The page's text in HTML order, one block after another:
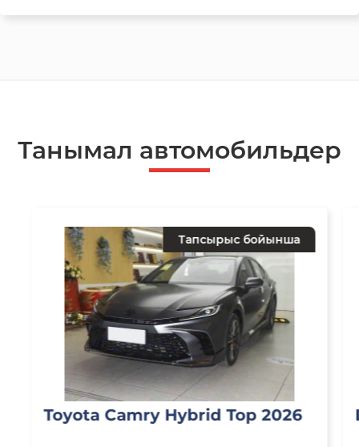
Танымал автомобильдер
Тапсырыс бойынша
Toyota Camry Hybrid Top 2026